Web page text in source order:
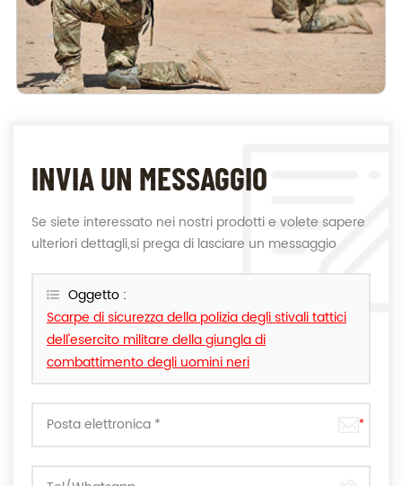
INVIA UN MESSAGGIO
Se siete interessato nei nostri prodotti e volete sapere
ulteriori dettagli,si prega di lasciare un messaggio
Oggetto :
Scarpe di sicurezza della polizia degli stivali tattici
dell'esercito militare della giungla di
combattimento degli uomini neri